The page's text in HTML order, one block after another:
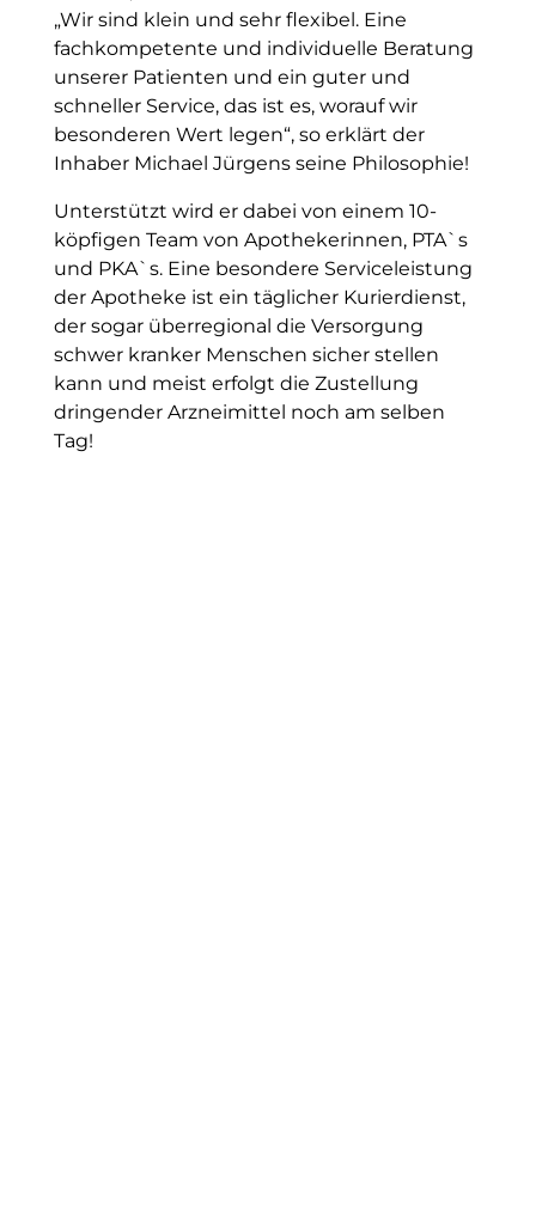
„Wir sind klein und sehr flexibel. Eine
fachkompetente und individuelle Beratung
unserer Patienten und ein guter und
schneller Service, das ist es, worauf wir
besonderen Wert legen“, so erklärt der
Inhaber Michael Jürgens seine Philosophie!
Unterstützt wird er dabei von einem 10-
köpfigen Team von Apothekerinnen, PTA`s
und PKA`s. Eine besondere Serviceleistung
der Apotheke ist ein täglicher Kurierdienst,
der sogar überregional die Versorgung
schwer kranker Menschen sicher stellen
kann und meist erfolgt die Zustellung
dringender Arzneimittel noch am selben
Tag!